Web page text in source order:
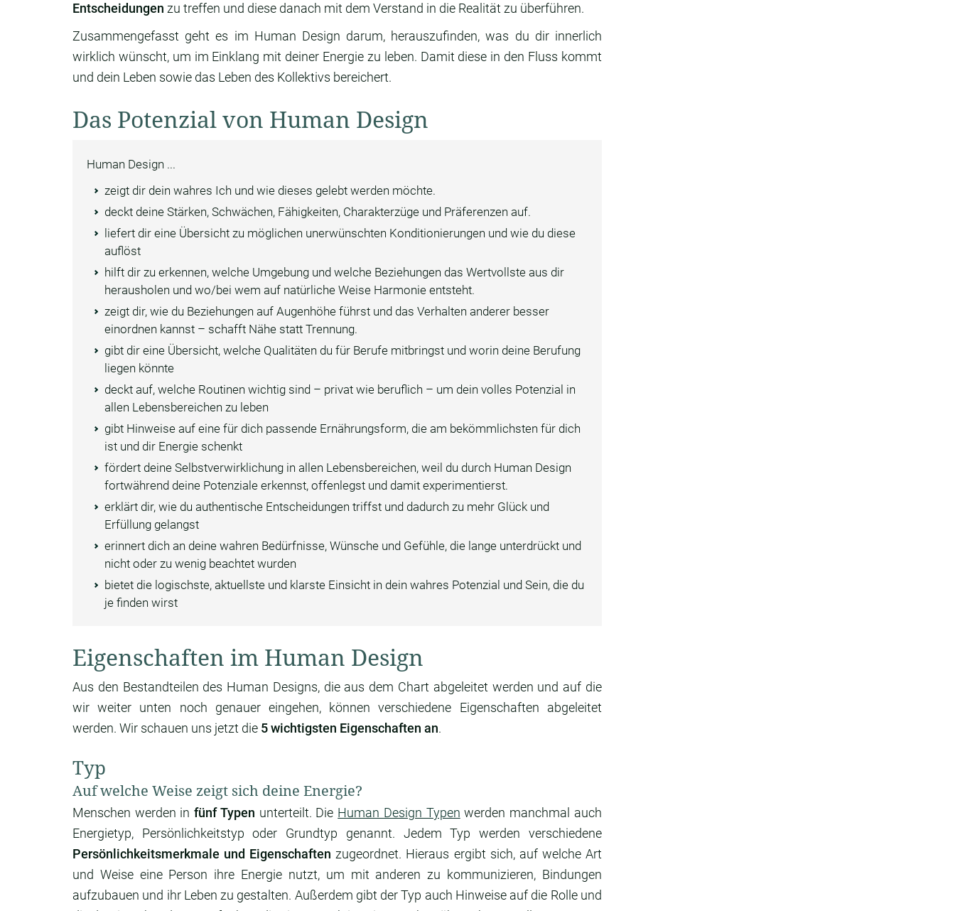
Entscheidungen zu treffen und diese danach mit dem Verstand in die Realität zu überführen.
Zusammengefasst geht es im Human Design darum, herauszufinden, was du dir innerlich
wirklich wünscht, um im Einklang mit deiner Energie zu leben. Damit diese in den Fluss kommt
und dein Leben sowie das Leben des Kollektivs bereichert.
Das Potenzial von Human Design
Human Design ...
zeigt dir dein wahres Ich und wie dieses gelebt werden möchte.
deckt deine Stärken, Schwächen, Fähigkeiten, Charakterzüge und Präferenzen auf.
liefert dir eine Übersicht zu möglichen unerwünschten Konditionierungen und wie du diese
auflöst
hilft dir zu erkennen, welche Umgebung und welche Beziehungen das Wertvollste aus dir
herausholen und wo/bei wem auf natürliche Weise Harmonie entsteht.
zeigt dir, wie du Beziehungen auf Augenhöhe führst und das Verhalten anderer besser
einordnen kannst – schafft Nähe statt Trennung.
gibt dir eine Übersicht, welche Qualitäten du für Berufe mitbringst und worin deine Berufung
liegen könnte
deckt auf, welche Routinen wichtig sind – privat wie beruflich – um dein volles Potenzial in
allen Lebensbereichen zu leben
gibt Hinweise auf eine für dich passende Ernährungsform, die am bekömmlichsten für dich
ist und dir Energie schenkt
fördert deine Selbstverwirklichung in allen Lebensbereichen, weil du durch Human Design
fortwährend deine Potenziale erkennst, offenlegst und damit experimentierst.
erklärt dir, wie du authentische Entscheidungen triffst und dadurch zu mehr Glück und
Erfüllung gelangst
erinnert dich an deine wahren Bedürfnisse, Wünsche und Gefühle, die lange unterdrückt und
nicht oder zu wenig beachtet wurden
bietet die logischste, aktuellste und klarste Einsicht in dein wahres Potenzial und Sein, die du
je finden wirst
Eigenschaften im Human Design
Aus den Bestandteilen des Human Designs, die aus dem Chart abgeleitet werden und auf die
wir weiter unten noch genauer eingehen, können verschiedene Eigenschaften abgeleitet
werden. Wir schauen uns jetzt die 5 wichtigsten Eigenschaften an.
Typ
Auf welche Weise zeigt sich deine Energie?
Menschen werden infünf Typen unterteilt. Die Human Design Typen werden manchmal auch
Energietyp, Persönlichkeitstyp oder Grundtyp genannt. Jedem Typ werden verschiedene
Persönlichkeitsmerkmale und Eigenschaften zugeordnet. Hieraus ergibt sich, auf welche Art
und Weise eine Person ihre Energie nutzt, um mit anderen zu kommunizieren, Bindungen
aufzubauen und ihr Leben zu gestalten. Außerdem gibt der Typ auch Hinweise auf die Rolle und